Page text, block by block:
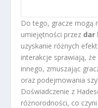
Do tego, gracze mogą
umiejętności przez dar
uzyskanie różnych
interakcje sprawiają,
innego, zmuszając
oraz podejmowania
Doświadczenie z
różnorodności, co